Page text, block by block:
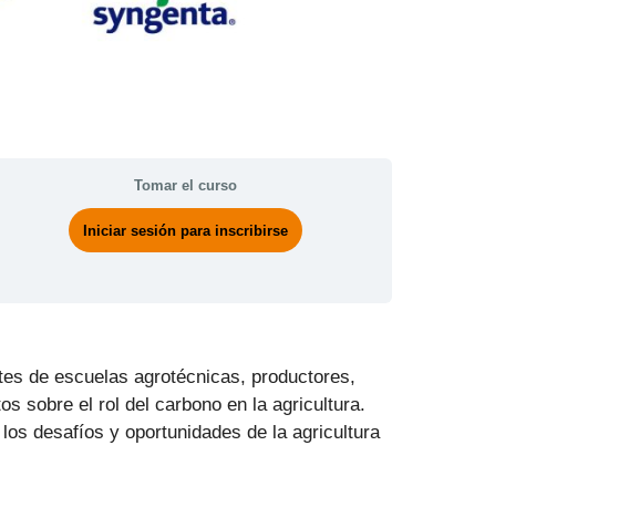
Tomar el curso
Iniciar sesión para inscribirse
de escuelas agrotécnicas, productores,
sobre el rol del carbono en la agricultura.
desafíos y oportunidades de la agricultura